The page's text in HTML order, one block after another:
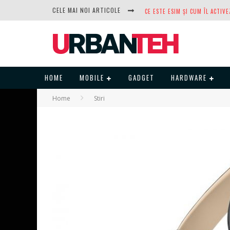
CELE MAI NOI ARTICOLE
DUPĂ ANI DE REFUZURI,
HOME MOBILE GADGET HARDWARE
Home Stiri